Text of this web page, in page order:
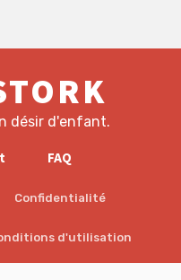
désir d'enfant.
FAQ
Confidentialité
d'utilisation